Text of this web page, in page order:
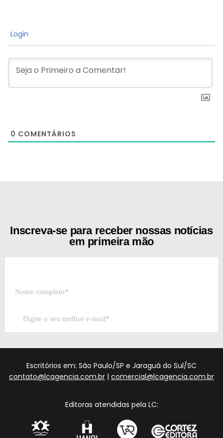
Login
0 COMENTÁRIOS
Inscreva-se para receber nossas notícias
em primeira mão
Escritórios em: São Paulo/SP e Jaraguá do Sul/SC
contato@lcagencia.com.br | comercial@lcagencia.com.br
Editoras atendidas pela LC: